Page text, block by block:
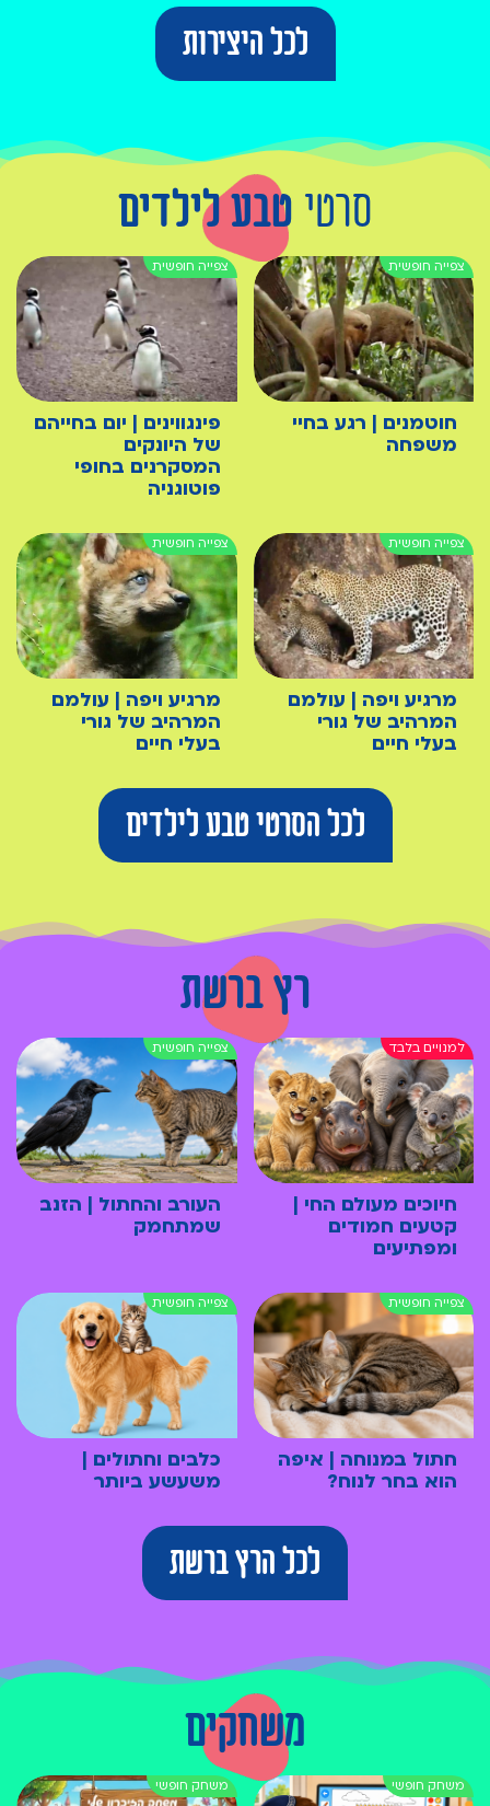
לכל היצירות
סרטי טבע לילדים
חוטמנים | רגע בחיי
משפחה
פינגווינים | יום בחייהם
של היונקים
המסקרנים בחופי
פוטוגניה
מרגיע ויפה | עולמם
המרהיב של גורי
בעלי חיים
מרגיע ויפה | עולמם
המרהיב של גורי
בעלי חיים
לכל הסרטי טבע לילדים
רץ ברשת
חיוכים מעולם החי |
קטעים חמודים
ומפתיעים
העורב והחתול | הזנב
שמתחמק
חתול במנוחה | איפה
הוא בחר לנוח?
כלבים וחתולים |
משעשע ביותר
לכל הרץ ברשת
משחקים